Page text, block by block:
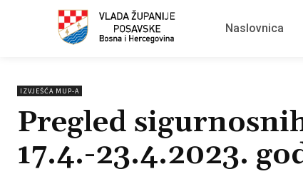
Naslovnica
IZVJEŠĆA MUP-A
Pregled
17.4.-23.4.2023.